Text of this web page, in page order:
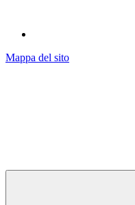
Mappa del sito